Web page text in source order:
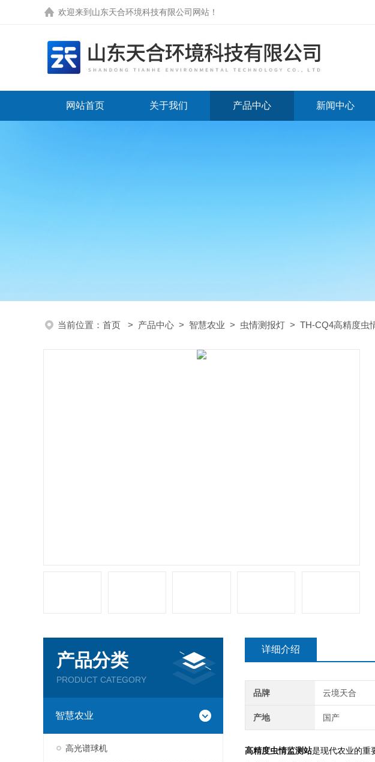
欢迎来到 山东天合环境科技有限公司网站 ！
网站首页 关于我们 产品中心 新闻中心
当前位置： 首页 > 产品中心 > 智慧农业 > 虫情测报灯 > TH-CQ4高精度虫
产品分类
PRODUCT CATEGORY
智慧农业
高光谱球机
详细介绍
品牌 云境天合
产地 国产
高精度虫情监测站是现代农业的重